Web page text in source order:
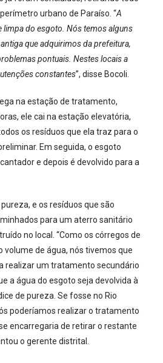
urbano de Paraíso. “A
limpa do esgoto. Nós temos alguns
que adquirimos da prefeitura,
pontuais. Nestes locais a
constantes”, disse Bocoli.
na estação de tratamento,
ele cai na estação elevatória,
os resíduos que ela traz para o
Em seguida, o esgoto
e depois é devolvido para a
e os resíduos que são
para um aterro sanitário
no local. “Como os córregos de
volume de água, nós tivemos que
realizar um tratamento secundário
a água do esgoto seja devolvida à
de pureza. Se fosse no Rio
poderíamos realizar o tratamento
encarregaria de retirar o restante
o gerente distrital.